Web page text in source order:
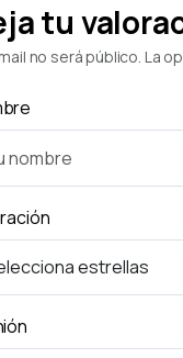
tu
no será público. La